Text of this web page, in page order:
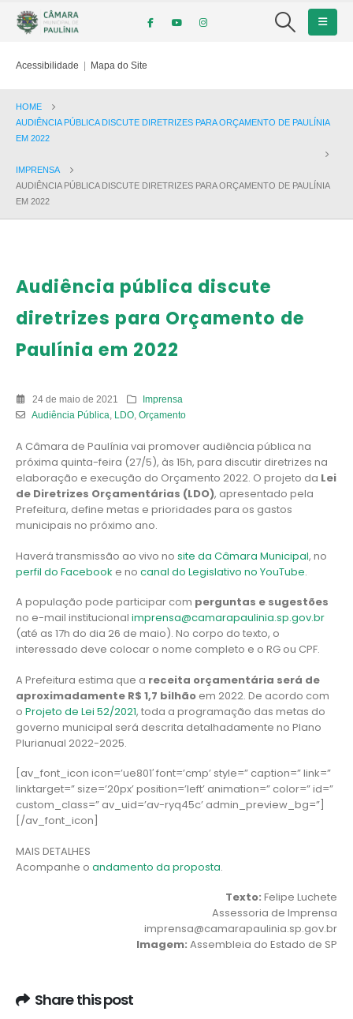
Acessibilidade | Mapa do Site
HOME
AUDIÊNCIA PÚBLICA DISCUTE DIRETRIZES PARA ORÇAMENTO DE PAULÍNIA
EM 2022
IMPRENSA
AUDIÊNCIA PÚBLICA DISCUTE DIRETRIZES PARA ORÇAMENTO DE PAULÍNIA
EM 2022
Audiência pública discute
diretrizes para Orçamento de
Paulínia em 2022
24 de maio de 2021
Imprensa
Audiência Pública
LDO, Orçamento
A Câmara de Paulínia vai promover audiência pública na
próxima quinta-feira (27/5), às 15h, para discutir diretrizes na
elaboração e execução do Orçamento 2022. O projeto da Lei
de Diretrizes Orçamentárias (LDO), apresentado pela
Prefeitura, define metas e prioridades para os gastos
municipais no próximo ano.
Haverá transmissão ao vivo no site da Câmara Municipal, no
perfil do Facebook e no canal do Legislativo no YouTube.
A população pode participar com perguntas e sugestões
no e-mail institucional imprensa@camarapaulinia.sp.gov.br
(até as 17h do dia 26 de maio). No corpo do texto, o
interessado deve colocar o nome completo e o RG ou CPF.
A Prefeitura estima que a receita orçamentária será de
aproximadamente R$ 1,7 bilhão em 2022. De acordo com
o Projeto de Lei 52/2021, toda a programação das metas do
governo municipal será descrita detalhadamente no Plano
Plurianual 2022-2025.
[av_font_icon icon=’ue801′ font=’cmp’ style=” caption=” link=”
linktarget=” size=’20px’ position=’left’ animation=” color=” id=”
custom_class=” av_uid=’av-ryq45c’ admin_preview_bg=”]
[/av_font_icon]
MAIS DETALHES
Acompanhe o andamento da proposta.
Texto: Felipe Luchete
Assessoria de Imprensa
imprensa@camarapaulinia.sp.gov.br
Imagem: Assembleia do Estado de SP
Share this post